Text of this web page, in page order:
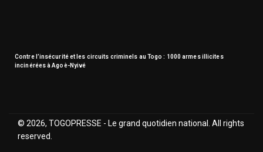
Contre l’insécurité et les circuits criminels au Togo : 1000 armes illicites
incinérées à Agoè-Nyivé
© 2026, TOGOPRESSE - Le grand quotidien national. All rights
reserved.